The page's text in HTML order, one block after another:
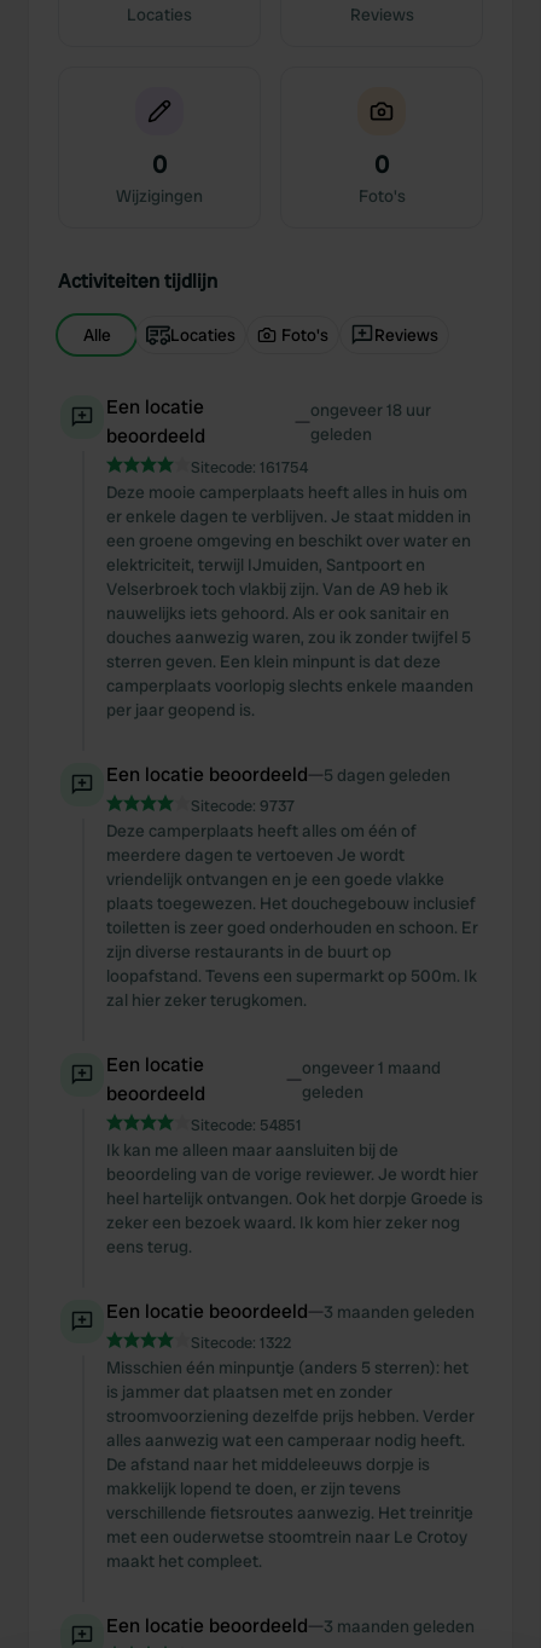
Locaties Reviews
0
Wijzigingen
0
Foto's
Activiteiten tijdlijn
Alle Locaties Foto's Reviews
Een locatie
beoordeeld
—ongeveer 18 uur
geleden
Sitecode: 161754
Deze mooie camperplaats heeft alles in huis om
er enkele dagen te verblijven. Je staat midden in
een groene omgeving en beschikt over water en
elektriciteit, terwijl IJmuiden, Santpoort en
Velserbroek toch vlakbij zijn. Van de A9 heb ik
nauwelijks iets gehoord. Als er ook sanitair en
douches aanwezig waren, zou ik zonder twijfel 5
sterren geven. Een klein minpunt is dat deze
camperplaats voorlopig slechts enkele maanden
per jaar geopend is.
Een locatie beoordeeld—5 dagen geleden
Sitecode: 9737
Deze camperplaats heeft alles om één of
meerdere dagen te vertoeven Je wordt
vriendelijk ontvangen en je een goede vlakke
plaats toegewezen. Het douchegebouw inclusief
toiletten is zeer goed onderhouden en schoon. Er
zijn diverse restaurants in de buurt op
loopafstand. Tevens een supermarkt op 500m. Ik
zal hier zeker terugkomen.
Een locatie
beoordeeld
—ongeveer 1 maand
geleden
Sitecode: 54851
Ik kan me alleen maar aansluiten bij de
beoordeling van de vorige reviewer. Je wordt hier
heel hartelijk ontvangen. Ook het dorpje Groede is
zeker een bezoek waard. Ik kom hier zeker nog
eens terug.
Een locatie beoordeeld—3 maanden geleden
Sitecode: 1322
Misschien één minpuntje (anders 5 sterren): het
is jammer dat plaatsen met en zonder
stroomvoorziening dezelfde prijs hebben. Verder
alles aanwezig wat een camperaar nodig heeft.
De afstand naar het middeleeuws dorpje is
makkelijk lopend te doen, er zijn tevens
verschillende fietsroutes aanwezig. Het treinritje
met een ouderwetse stoomtrein naar Le Crotoy
maakt het compleet.
Een locatie beoordeeld—3 maanden geleden